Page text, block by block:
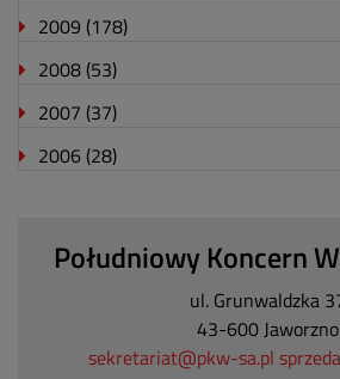
2009 (178)
2008 (53)
2007 (37)
2006 (28)
Południowy Koncern
ul. Grunwaldzka
43-600 Jaworzno
sekretariat@pkw-sa.pl